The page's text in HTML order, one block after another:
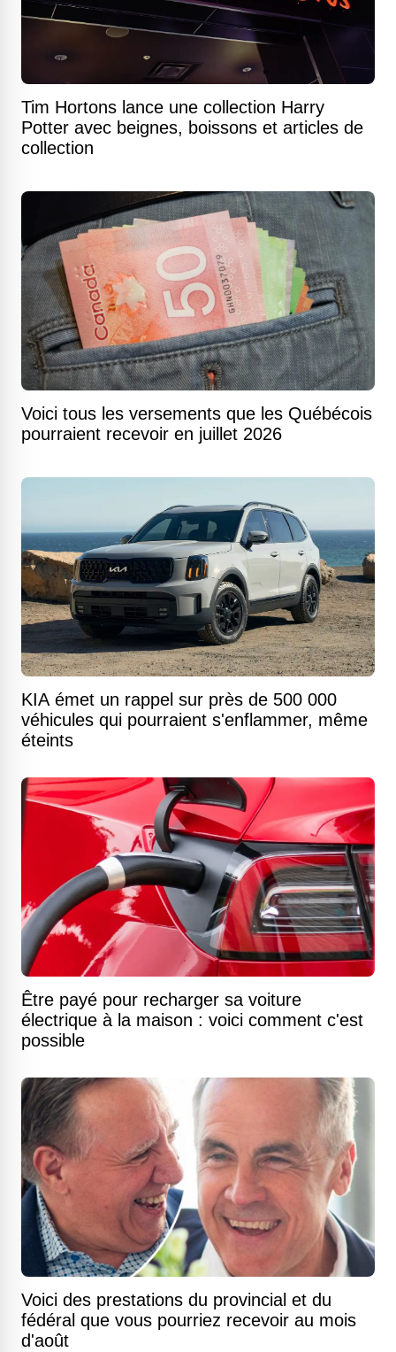
Tim Hortons lance une collection Harry
Potter avec beignes, boissons et articles de
collection
Voici tous les versements que les Québécois
pourraient recevoir en juillet 2026
KIA émet un rappel sur près de 500 000
véhicules qui pourraient s'enflammer, même
éteints
Être payé pour recharger sa voiture
électrique à la maison : voici comment c'est
possible
Voici des prestations du provincial et du
fédéral que vous pourriez recevoir au mois
d'août